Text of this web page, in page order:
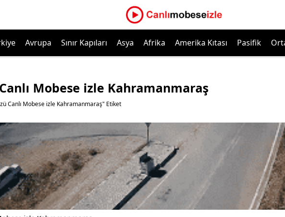
Avrupa Sınır Kapıları Asya Afrika Amerika Kıtası Pasifik
Mobese izle Kahramanmaraş
Canlı Mobese izle Kahramanmaraş" Etiket